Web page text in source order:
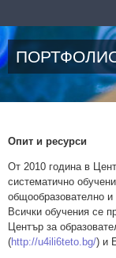
Опит и ресурси
От 2010 година в
систематично
общообразователно
Всички обучения се
Център за
(http://u4ili6teto.bg/) и